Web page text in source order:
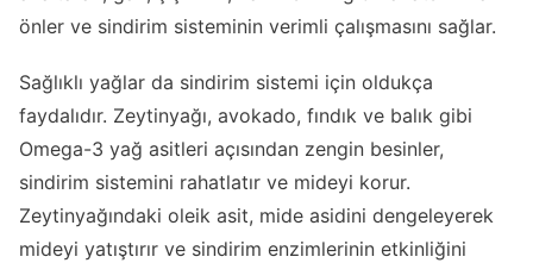
önler ve sindirim sisteminin verimli çalışmasını sağlar.
Sağlıklı yağlar da sindirim sistemi için oldukça
faydalıdır. Zeytinyağı, avokado, fındık ve balık gibi
Omega-3 yağ asitleri açısından zengin besinler,
sindirim sistemini rahatlatır ve mideyi korur.
Zeytinyağındaki oleik asit, mide asidini dengeleyerek
mideyi yatıştırır ve sindirim enzimlerinin etkinliğini